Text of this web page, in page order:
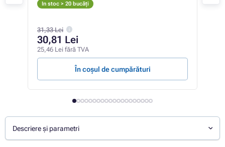
In stoc > 20 bucăți
31,33 Lei
30,81 Lei
25,46 Lei fără TVA
În coșul de cumpărături
Descriere și parametri